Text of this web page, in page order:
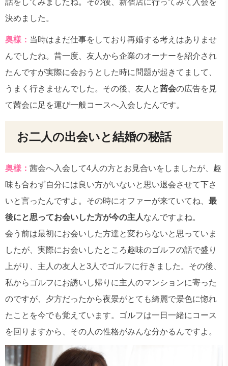
話をしてみましたね。その後、新宿店に行ってみて入会を
決めました。
奥様： 当時はまだ仕事をしており再婚する考えはありませ
んでしたね。昔一度、友人から企業のオーナーを紹介され
たんですが実際に会おうとした時に問題が起きてまして、
うまく行きませんでした。その後、友人と茜会の広告を見
て茜会に足を運び一般コースへ入会したんです。
お二人の出会いと結婚の秘話
奥様： 茜会へ入会して4人の方とお見合いをしましたが、趣
味も合わず自分には良い方がいないと思い退会させて下さ
いと言ったんですよ。その時にオファーが来ていてね、 最
後にと思ってお会いした方が今の主人なんですよね。
会う前は最初にお会いした方達と変わらないと思っていま
したが、実際にお会いしたところ趣味のゴルフの話で盛り
上がり、主人の友人と3人でゴルフに行きました。その後、
私からゴルフにお誘いし帰りに主人のマンションに寄った
のですが、夕方だったから夜景がとても綺麗で景色に惚れ
たことを今でも覚えています。ゴルフは一日一緒にコース
を回りますから、その人の性格がみんな分かるんですよ。